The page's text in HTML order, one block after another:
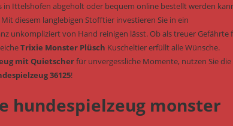
in Ittelshofen abgeholt oder bequem online bestellt werden
diesem langlebigen Stofftier investieren Sie in ein
unkompliziert von Hand reinigen lässt. Ob als treuer Gefährte
Trixie Monster Plüsch Kuscheltier erfüllt alle Wünsche.
mit Quietscherfür unvergessliche Momente, nutzen Sie die
36125!
hundespielzeug monster